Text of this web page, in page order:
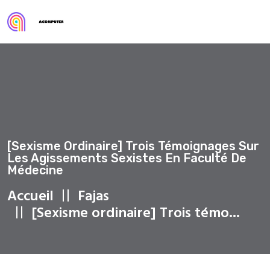
[Sexisme Ordinaire] Trois Témoignages Sur
Les Agissements Sexistes En Faculté De
Médecine
Accueil Fajas
[Sexisme ordinaire] Trois témo...